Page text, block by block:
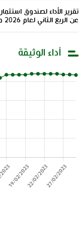
تقرير الأداء لصندوق
عن الربع الثاني لعام 2026 م
أداء الوثيقة